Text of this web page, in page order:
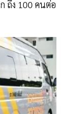
ถึง 100 คนต่อ